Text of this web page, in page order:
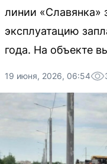
линии «Славянка»
эксплуатацию
года. На объекте
19 июня, 2026, 06:54